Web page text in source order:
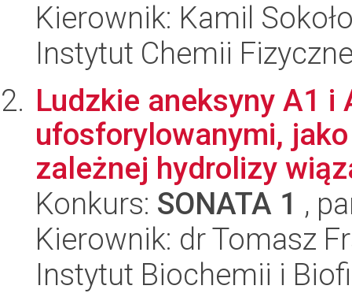
Kierownik: Kamil
Instytut Chemii
Ludzkie aneksyny A1 i
ufosforylowanymi,
zależnej hydrolizy
Konkurs: SONATA 1 ,
Kierownik: dr Tomasz
Instytut Biochemii i